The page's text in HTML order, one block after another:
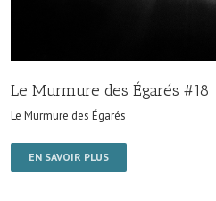
Le Murmure des Égarés #18
Le Murmure des Égarés
EN SAVOIR PLUS